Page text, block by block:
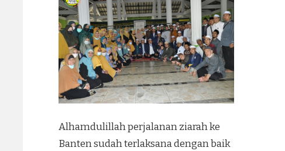
Alhamdulillah perjalanan ziarah ke
Banten sudah terlaksana dengan baik